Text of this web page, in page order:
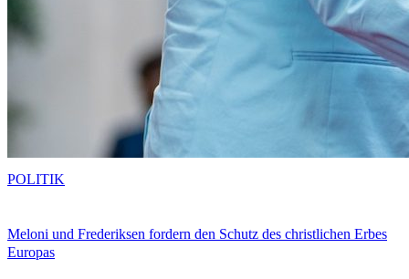
Meloni und Frederiksen fordern den Schutz des christlichen Erbes
Europas
POLITIK